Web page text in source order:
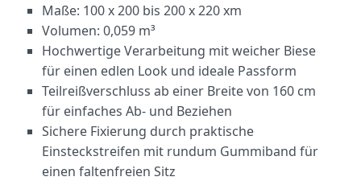
Maße: 100 x 200 bis 200 x 220 xm
Volumen: 0,059 m³
Hochwertige Verarbeitung mit weicher Biese
für einen edlen Look und ideale Passform
Teilreißverschluss ab einer Breite von 160 cm
für einfaches Ab- und Beziehen
Sichere Fixierung durch praktische
Einsteckstreifen mit rundum Gummiband für
einen faltenfreien Sitz